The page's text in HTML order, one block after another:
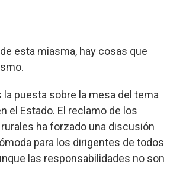
esta miasma, hay cosas que
la puesta sobre la mesa del tema
el Estado. El reclamo de los
ha forzado una discusión
para los dirigentes de todos
las responsabilidades no son